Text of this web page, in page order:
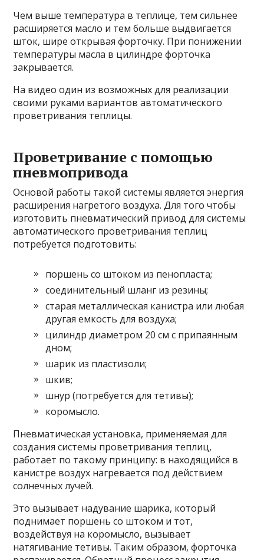
Чем выше температура в теплице, тем сильнее
расширяется масло и тем больше выдвигается
шток, шире открывая форточку. При понижении
температуры масла в цилиндре форточка
закрывается.
На видео один из возможных для реализации
своими руками вариантов автоматического
проветривания теплицы.
Проветривание с помощью
пневмопривода
Основой работы такой системы является энергия
расширения нагретого воздуха. Для того чтобы
изготовить пневматический привод для системы
автоматического проветривания теплиц
потребуется подготовить:
поршень со штоком из пенопласта;
соединительный шланг из резины;
старая металлическая канистра или любая
другая емкость для воздуха;
цилиндр диаметром 20 см с припаянным
дном;
шарик из пластизоли;
шкив;
шнур (потребуется для тетивы);
коромысло.
Пневматическая установка, применяемая для
создания системы проветривания теплиц,
работает по такому принципу: в находящийся в
канистре воздух нагревается под действием
солнечных лучей.
Это вызывает надувание шарика, который
поднимает поршень со штоком и тот,
воздействуя на коромысло, вызывает
натягивание тетивы. Таким образом, форточка